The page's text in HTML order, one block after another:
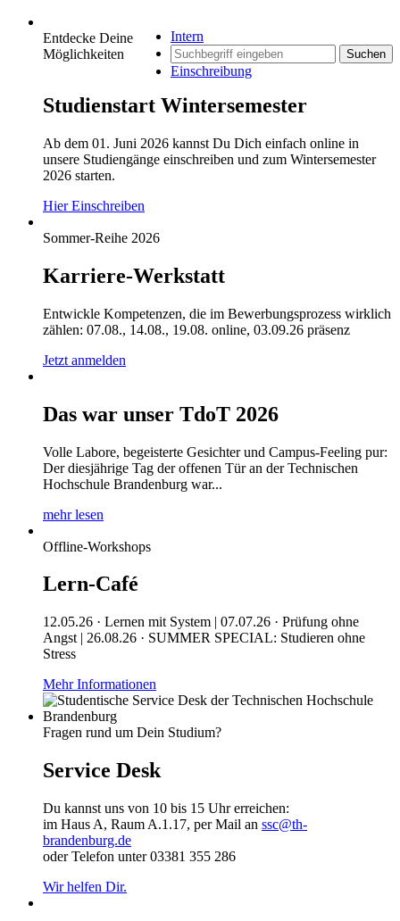
Intern
Suchen
Einschreibung
Entdecke Deine
Möglichkeiten
Studienstart Wintersemester
Ab dem 01. Juni 2026 kannst Du Dich einfach online in
unsere Studiengänge einschreiben und zum Wintersemester
2026 starten.
Hier Einschreiben
Sommer-Reihe 2026
Karriere-Werkstatt
Entwickle Kompetenzen, die im Bewerbungsprozess wirklich
zählen: 07.08., 14.08., 19.08. online, 03.09.26 präsenz
Jetzt anmelden
Das war unser TdoT 2026
Volle Labore, begeisterte Gesichter und Campus-Feeling pur:
Der diesjährige Tag der offenen Tür an der Technischen
Hochschule Brandenburg war...
mehr lesen
Offline-Workshops
Lern-Café
12.05.26 · Lernen mit System | 07.07.26 · Prüfung ohne
Angst | 26.08.26 · SUMMER SPECIAL: Studieren ohne
Stress
Mehr Informationen
Fragen rund um Dein Studium?
Service Desk
Du kannst uns von 10 bis 15 Uhr erreichen:
im Haus A, Raum A.1.17, per Mail an ssc@th-
brandenburg.de
oder Telefon unter 03381 355 286
Wir helfen Dir.